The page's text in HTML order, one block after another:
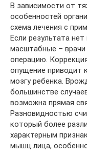
В зависимости от
особенностей
схема лечения с
Если результата
масштабные – врачи
операцию.
опущение приводит
мозгу ребенка.
большинстве
возможна прямая
Разновидностью
который более
характерным
мышц лица,